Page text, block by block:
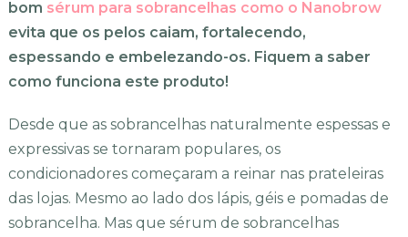
bom sérum para sobrancelhas como o Nanobrow
evita que os pelos caiam, fortalecendo,
espessando e embelezando-os. Fiquem a saber
como funciona este produto!
Desde que as sobrancelhas naturalmente espessas e
expressivas se tornaram populares, os
condicionadores começaram a reinar nas prateleiras
das lojas. Mesmo ao lado dos lápis, géis e pomadas de
sobrancelha. Mas que sérum de sobrancelhas